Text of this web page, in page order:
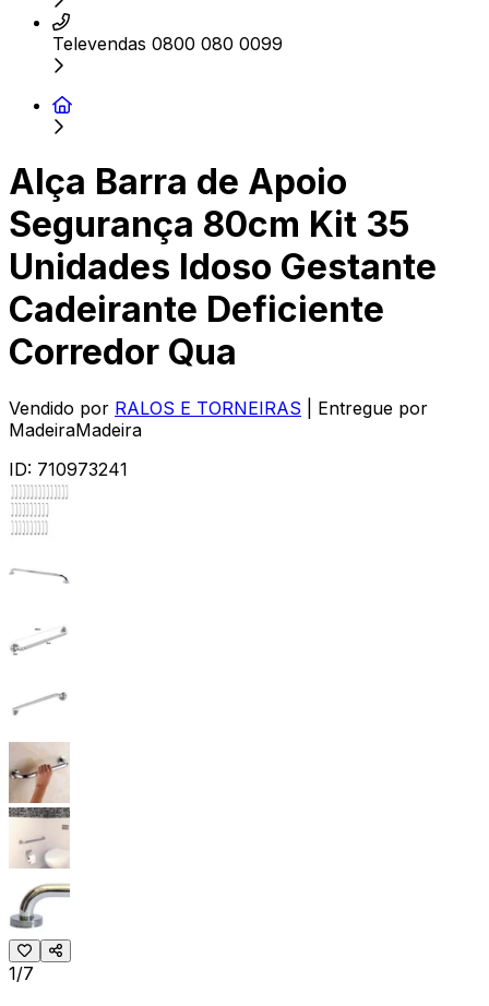
Televendas 0800 080 0099
Alça Barra de Apoio
Segurança 80cm Kit 35
Unidades Idoso Gestante
Cadeirante Deficiente
Corredor Qua
Vendido por RALOS E TORNEIRAS
| Entregue por
MadeiraMadeira
ID: 710973241
1/7